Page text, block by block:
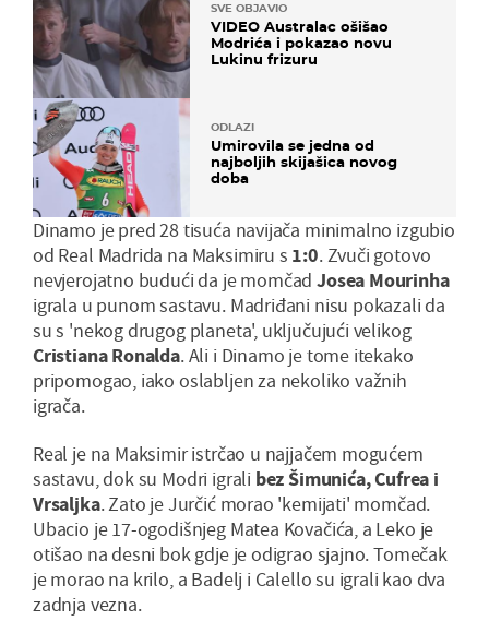
SVE OBJAVIO
VIDEO Australac ošišao
Modrića i pokazao novu
Lukinu frizuru
ODLAZI
Umirovila se jedna od
najboljih skijašica novog
doba
Dinamo je pred 28 tisuća navijača minimalno izgubio
od Real Madrida na Maksimiru s 1:0. Zvuči gotovo
nevjerojatno budući da je momčad Josea Mourinha
igrala u punom sastavu. Madriđani nisu pokazali da
su s 'nekog drugog planeta', uključujući velikog
Cristiana Ronalda. Ali i Dinamo je tome itekako
pripomogao, iako oslabljen za nekoliko važnih
igrača.
Real je na Maksimir istrčao u najjačem mogućem
sastavu, dok su Modri igrali bez Šimunića, Cufrea i
Vrsaljka. Zato je Jurčić morao 'kemijati' momčad.
Ubacio je 17-ogodišnjeg Matea Kovačića, a Leko je
otišao na desni bok gdje je odigrao sjajno. Tomečak
je morao na krilo, a Badelj i Calello su igrali kao dva
zadnja vezna.